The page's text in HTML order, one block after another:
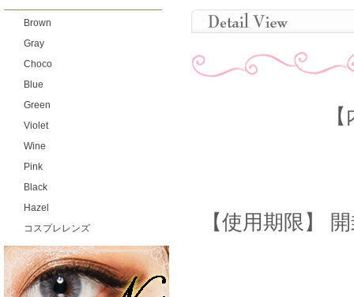
Brown
Gray
Choco
Blue
Green
Violet
Wine
Pink
Black
Hazel
コスプレレンズ
【
【使用期限 】